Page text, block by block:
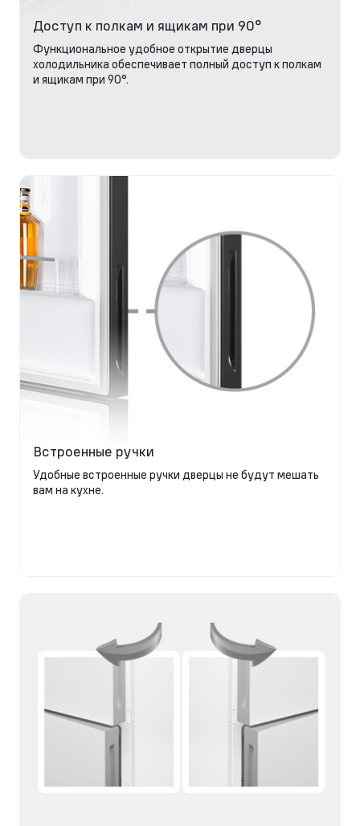
Доступ к полкам и ящикам при 90°
Функциональное удобное открытие дверцы
холодильника обеспечивает полный доступ к полкам
и ящикам при 90°.
Встроенные ручки
Удобные встроенные ручки дверцы не будут мешать
вам на кухне.